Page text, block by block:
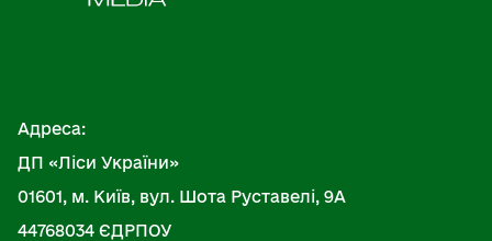
Адреса:
ДП «Ліси України»
01601, м. Київ, вул. Шота Руставелі, 9А
44768034 ЄДРПОУ